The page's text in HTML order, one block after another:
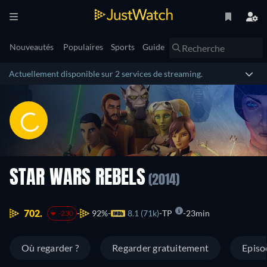
Nouveautés Populaires Sports Guide
Actuellement disponible sur 2 services de streaming.
STAR WARS REBELS (2014)
702. -230 92% 8.1 (71k) TP 23min
Où regarder ? Regarder gratuitement